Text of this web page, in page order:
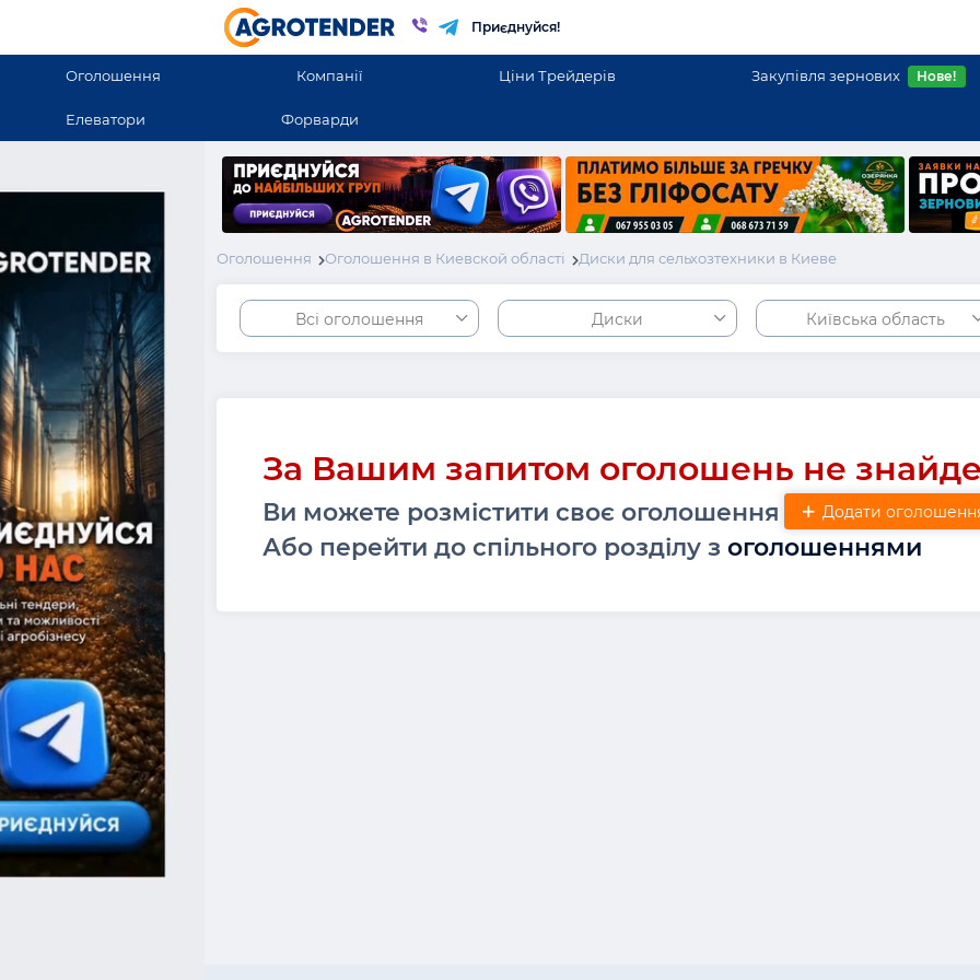
Приєднуйся!
Оголошення Компанії Ціни Трейдерів Закупівля зернових Нове!
Елеватори Форварди
Оголошення Оголошення в Киевской області Диски для сельхозтехники в Киеве
Всі оголошення Диски Київська область
За Вашим запитом оголошень не
Ви можете розмістити своє оголошення Додати
Або перейти до спільного розділу з оголошеннями